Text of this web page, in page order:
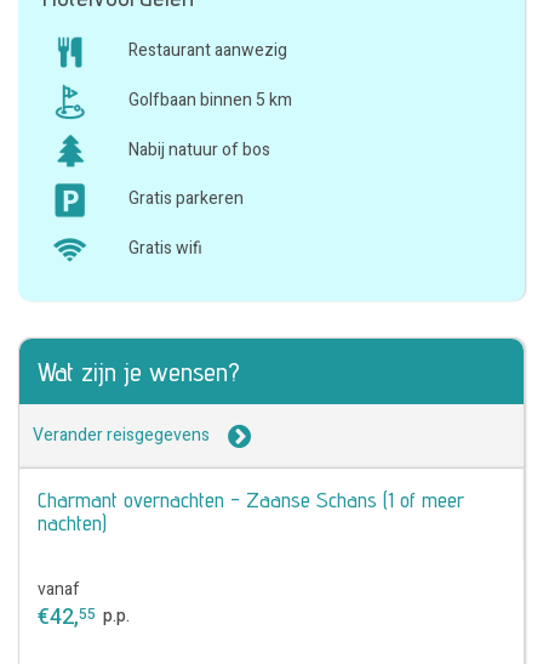
Restaurant aanwezig
Golfbaan binnen 5 km
Nabij natuur of bos
Gratis parkeren
Gratis wifi
Wat zijn je wensen?
Verander reisgegevens
Charmant overnachten - Zaanse Schans (1 of meer
nachten)
vanaf
€42,55 p.p.